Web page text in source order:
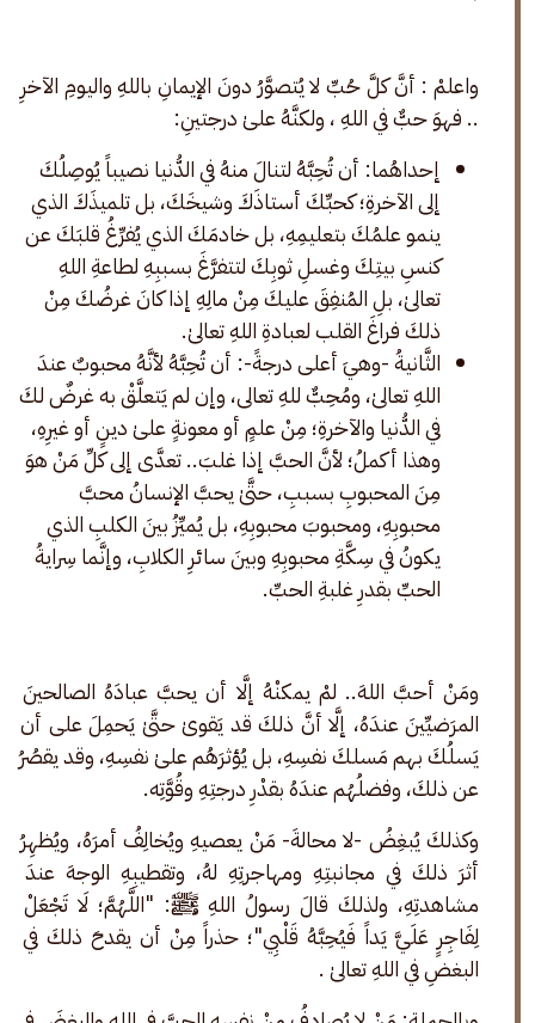
واعلمْ : أنَّ كلَّ حُبِّ لا يُتصوَّرُ دونَ الإيمانِ باللهِ واليومِ الآخرِ
.. فهوَ حبٌّ في اللهِ ، ولكنَّهُ علىٰ درجتينِ:
إحداهُما: أن تُحِبَّهُ لتنالَ منهُ في الدُّنيا نصيباً يُوصِلُكَ
إلى الآخرةِ؛ كحبِّكَ أستاذَكَ وشيخَكَ، بل تلميذَكَ الذي
ينمو علمُكَ بتعليمِهِ، بل خادمَكَ الذي يُفرِّغُ قلبَكَ عن
كنسِ بيتِكَ وغسلِ ثوبِكَ لتتفرَّغَ بسببِهِ لطاعةِ اللهِ
تعالىٰ، بلِ المُنفِقَ عليكَ مِنْ مالِهِ إذا كانَ غرضُكَ مِنْ
ذلكَ فراغَ القلب لعبادةِ اللهِ تعالىٰ.
الثَّانيةُ -وهيَ أعلى درجةً-: أن تُحِبَّهُ لأنَّهُ محبوبٌ عندَ
اللهِ تعالىٰ، ومُحِبٌّ للهِ تعالى، وإن لم يَتعلَّقْ به غرضٌ لكَ
في الدُّنيا والآخرةِ؛ مِنْ علمٍ أو معونةٍ علىٰ دينٍ أو غيرِهِ،
وهذا أكملُ؛ لأنَّ الحبَّ إذا غلبَ.. تعدَّى إلى كلِّ مَنْ هوَ
مِنَ المحبوبِ بسببِ، حتَّىٰ يحبَّ الإنسانُ محبَّ
محبوبِهِ، ومحبوبَ محبوبِهِ، بل يُميِّزُ بينَ الكلبِ الذي
يكونُ في سِكَّةِ محبوبِهِ وبينَ سائرِ الكلابِ، وإنَّما سِرايةُ
الحبِّ بقدرِ غلبةِ الحبِّ.
ومَنْ أحبَّ اللهَ.. لمْ يمكنْهُ إلَّا أن يحبَّ عبادَهُ الصالحينَ
المرَضيِّينَ عندَهُ، إلَّا أنَّ ذلكَ قد يَقوىٰ حتَّىٰ يَحمِلَ على أن
يَسلُكَ بهم مَسلكَ نفسِهِ، بل يُؤثرَهُم علىٰ نفسِهِ، وقد يقصُرُ
عن ذلكَ، وفضلُهُم عندَهُ بقدْرِ درجتِهِ وقُوَّتِه.
وكذلكَ يُبغِضُ -لا محالةَ- مَنْ يعصيهِ ويُخالِفُ أمرَهُ، ويُظهِرُ
أثرَ ذلكَ في مجانبتِهِ ومهاجرتِهِ لهُ، وتقطيبِهِ الوجهَ عندَ
مشاهدتِهِ، ولذلكَ قالَ رسولُ اللهِ ﷺ: "اللَّهُمَّ؛ لَا تَجْعَلْ
لِفَاجِرٍ عَلَيَّ يَداً فَيُحِبَّهُ قَلْبِي"؛ حذراً مِنْ أن يقدحَ ذلكَ في
البغضِ في اللهِ تعالىٰ .